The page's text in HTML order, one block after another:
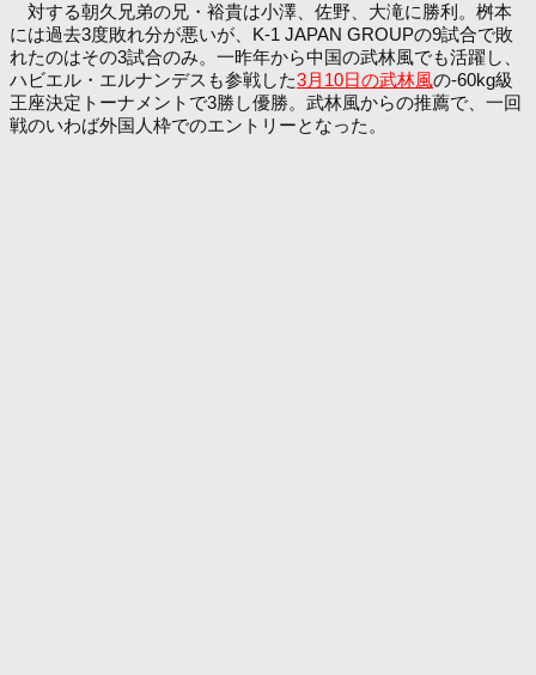
対する朝久兄弟の兄・裕貴は小澤、佐野、大滝に勝利。桝本
には過去3度敗れ分が悪いが、K-1 JAPAN GROUPの9試合で敗
れたのはその3試合のみ。一昨年から中国の武林風でも活躍し、
ハビエル・エルナンデスも参戦した3月10日の武林風の-60kg級
王座決定トーナメントで3勝し優勝。武林風からの推薦で、一回
戦のいわば外国人枠でのエントリーとなった。